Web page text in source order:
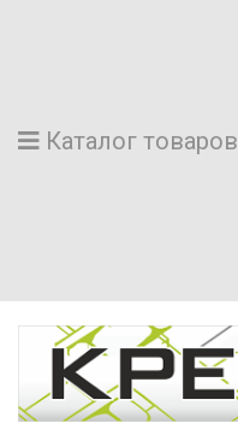
Каталог товаров